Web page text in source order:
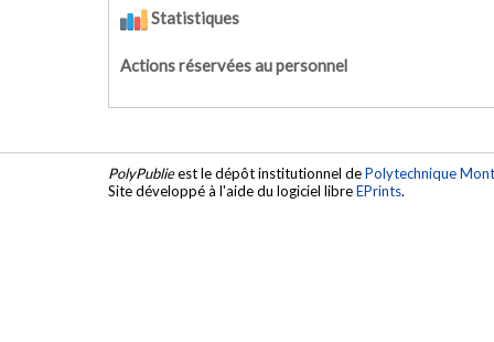
Statistiques
Actions réservées au personnel
PolyPublieest le dépôt institutionnel dePolytechnique
Site développé à l'aide du logiciel libreEPrints.